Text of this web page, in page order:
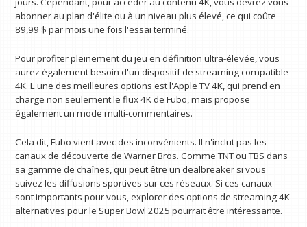
abonner au plan d'élite ou à un niveau plus élevé, ce qui coûte
89,99 $ par mois une fois l'essai terminé.
Pour profiter pleinement du jeu en définition ultra-élevée, vous
aurez également besoin d'un dispositif de streaming compatible
4K. L'une des meilleures options est l'Apple TV 4K, qui prend en
charge non seulement le flux 4K de Fubo, mais propose
également un mode multi-commentaires.
Cela dit, Fubo vient avec des inconvénients. Il n'inclut pas les
canaux de découverte de Warner Bros. Comme TNT ou TBS dans
sa gamme de chaînes, qui peut être un dealbreaker si vous
suivez les diffusions sportives sur ces réseaux. Si ces canaux
sont importants pour vous, explorer des options de streaming 4K
alternatives pour le Super Bowl 2025 pourrait être intéressante.